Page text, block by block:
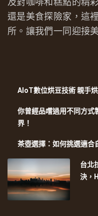
還是美食探險家，這
所。讓我們一同迎接
AIoT數位烘豆技術 親手
你曾經品嚐過用不同方式
界！
茶壺選擇：如何挑選適合
台北
決，